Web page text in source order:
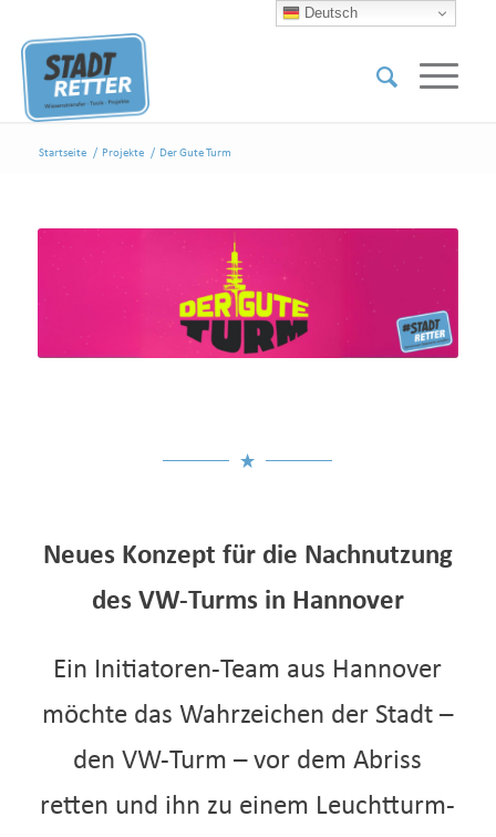
Startseite / Projekte / Der Gute Turm
Neues Konzept für die Nachnutzung
des VW-Turms in Hannover
Ein Initiatoren-Team aus Hannover
möchte das Wahrzeichen der Stadt –
den VW-Turm – vor dem Abriss
retten und ihn zu einem Leuchtturm-
Deutsch